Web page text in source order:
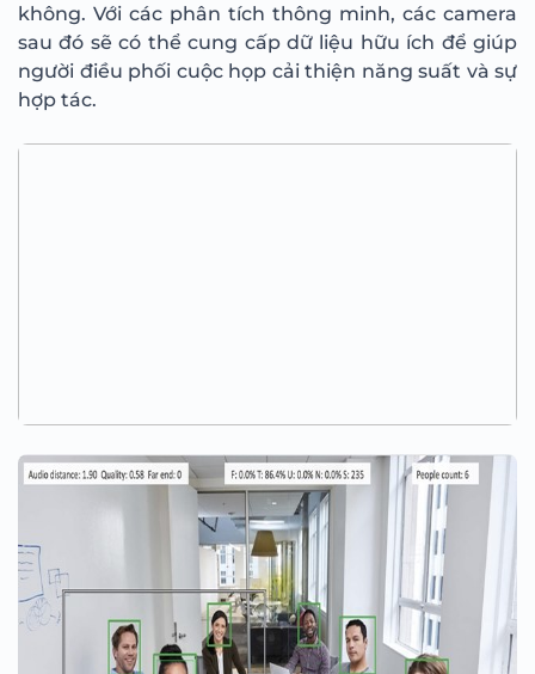
không. Với các phân tích thông minh, các camera
sau đó sẽ có thể cung cấp dữ liệu hữu ích để giúp
người điều phối cuộc họp cải thiện năng suất và sự
hợp tác.